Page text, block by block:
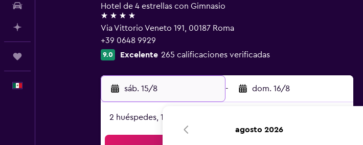
Hotel de 4 estrellas con Gimnasio
4 estrellas
Via Vittorio Veneto 191, 00187 Roma
+39 0648 9929
9.0 Excelente 265 calificaciones verificadas
sáb. 15/8 - dom. 16/8
2 huéspedes, 1 habitación
agosto 2026